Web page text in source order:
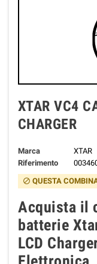
XTAR VC4
CHARGER
Marca
XTAR
Riferimento
block QUESTA
Acquista il
batterie
LCD